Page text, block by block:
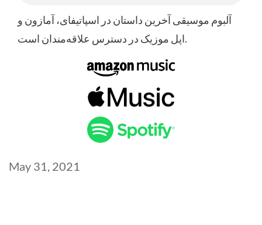
آلبوم موسیقی آخرین داستان در اسپاتیفای، آمازون و
اپل موزیک در دسترس علاقه‌مندان است.
Post
May 31, 2021